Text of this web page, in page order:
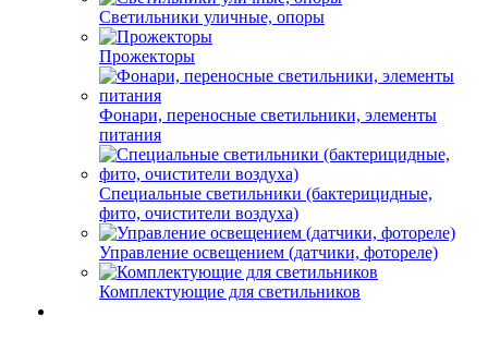
Светильники уличные, опоры
Прожекторы
Фонари, переносные светильники, элементы
питания
Специальные светильники (бактерицидные,
фито, очистители воздуха)
Управление освещением (датчики, фотореле)
Комплектующие для светильников